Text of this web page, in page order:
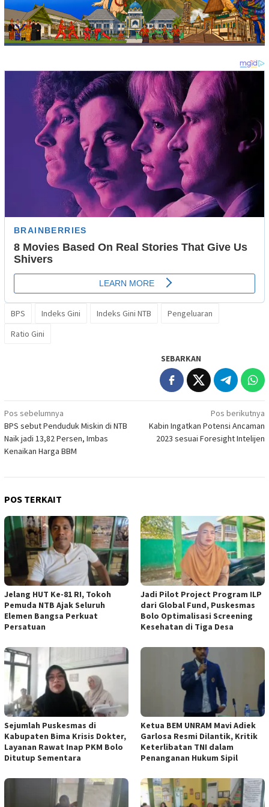
BPS Indeks Gini Indeks Gini NTB
Pengeluaran
Ratio Gini
SEBARKAN
Navigasi
pos
Pos sebelumnya
BPS sebut Penduduk Miskin di NTB
Naik jadi 13,82 Persen, Imbas
Kenaikan Harga BBM
Pos berikutnya
Kabin Ingatkan Potensi Ancaman
2023 sesuai Foresight Intelijen
POS TERKAIT
Jelang HUT Ke-81 RI, Tokoh
Pemuda NTB Ajak Seluruh
Elemen Bangsa Perkuat
Persatuan
Jadi Pilot Project Program ILP
dari Global Fund, Puskesmas
Bolo Optimalisasi Screening
Kesehatan di Tiga Desa
Sejumlah Puskesmas di
Kabupaten Bima Krisis Dokter,
Layanan Rawat Inap PKM Bolo
Ditutup Sementara
Ketua BEM UNRAM Mavi Adiek
Garlosa Resmi Dilantik, Kritik
Keterlibatan TNI dalam
Penanganan Hukum Sipil